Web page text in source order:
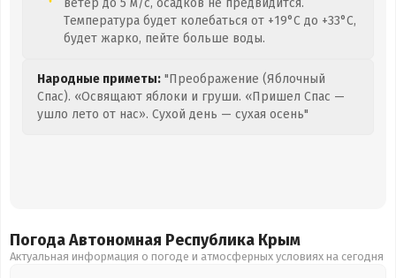
ветер до 5 м/с, осадков не предвидится.
Температура будет колебаться от +19°C до +33°C,
будет жарко, пейте больше воды.
Народные приметы: "Преображение (Яблочный
Спас). «Освящают яблоки и груши. «Пришел Спас —
ушло лето от нас». Сухой день — сухая осень"
Погода Автономная Республика Крым
Актуальная информация о погоде и атмосферных условиях на сегодня